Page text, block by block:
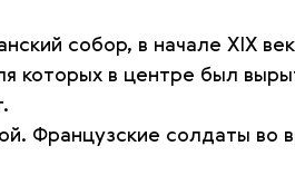
собор, в начале XIX
которых в центре был
Французские солдаты во